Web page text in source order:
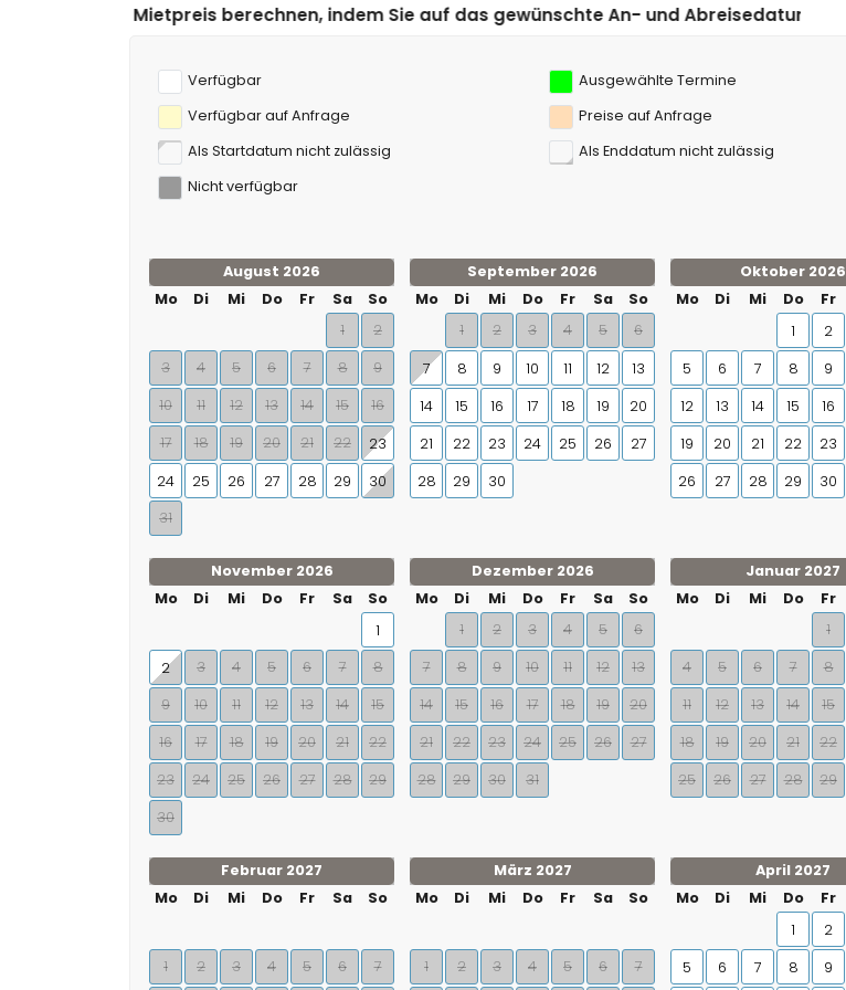
berechnen, indem Sie auf das gewünschte An- und Abreisedatum klicken!
Verfügbar
Ausgewählte Termine
Verfügbar auf Anfrage
Preise auf Anfrage
Als Startdatum nicht zulässig
Als Enddatum nicht zulässig
Nicht verfügbar
August 2026
Mo
Di Mi Do Fr Sa
So
1
2
3
4 5 6 7 8
9
10
11 12 13 14 15
16
17
18 19 20 21 22
23
24
25 26 27 28 29
30
31
September 2026
Mo
Di Mi Do Fr Sa
So
1
2 3 4 5 6
7 8 9 10 11 12
13
14
15 16 17 18 19
20
21
22 23 24 25 26
27
28
29 30
Oktober 2026
Mo
Di Mi Do Fr
1
2
5
6 7 8 9
12
13 14 15 16
19
20 21 22 23
26
27 28 29 30
November 2026
Mo
Di Mi Do Fr Sa
So
1
2
3 4 5 6 7
8
9
10 11 12 13 14
15
16
17 18 19 20 21
22
23
24 25 26 27 28
29
30
Dezember 2026
Mo
Di Mi Do Fr Sa
So
1
2 3 4 5
6
7
8 9 10 11 12
13
14
15 16 17 18 19
20
21
22 23 24 25 26
27
28
29 30 31
Januar 2027
Mo
Di Mi Do Fr
1
4
5 6 7 8
11
12 13 14 15
18
19 20 21 22
25
26 27 28 29
Februar 2027
Mo
Di Mi Do Fr Sa So
1 2 3 4 5 6 7
März 2027
Mo
Di Mi Do Fr Sa So
1 2 3 4 5 6 7
April 2027
Mo
Di Mi Do Fr
1
2
5
6 7 8 9